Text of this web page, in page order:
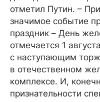
отметил Путин. –
значимое событие
праздник – День
отмечается 1
с наступающим
в отечественном
комплексе. И,
признательности